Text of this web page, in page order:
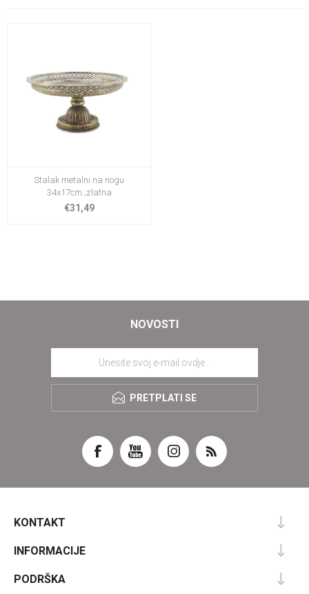
Stalak metalni na nogu
34x17cm.;zlatna
€31,49
NOVOSTI
PRETPLATI SE
KONTAKT
INFORMACIJE
PODRŠKA